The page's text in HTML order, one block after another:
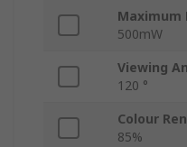
Maximum
500mW
Viewing
120 °
Colour
85%